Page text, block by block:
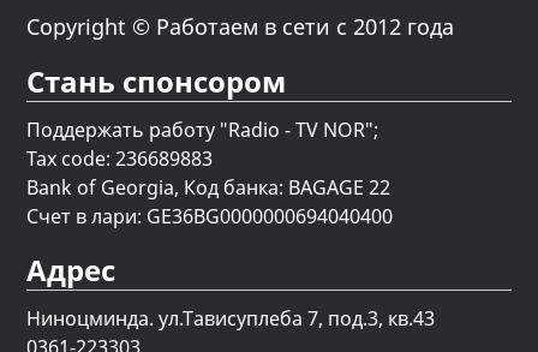
Copyright © Работаем в сети с 2012 года
Стань спонсором
Поддержать работу "Radio - TV NOR";
Tax code: 236689883
Bank of Georgia, Код банка: BAGAGE 22
Счет в лари: GE36BG0000000694040400
Адрес
Ниноцминда. ул.Тависуплеба 7, под.3, кв.43